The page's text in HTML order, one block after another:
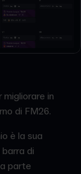
in
di FM26.
è la sua
di
parte